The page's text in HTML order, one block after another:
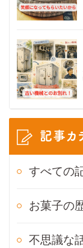
記事カ
すべての
お菓子の
不思議な